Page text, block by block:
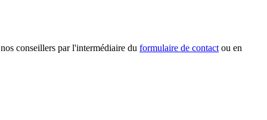
conseillers par l'intermédiaire du formulaire de contact ou en